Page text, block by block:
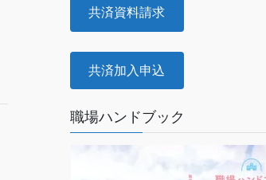
共済資料請求
共済加入申込
職場ハンドブック